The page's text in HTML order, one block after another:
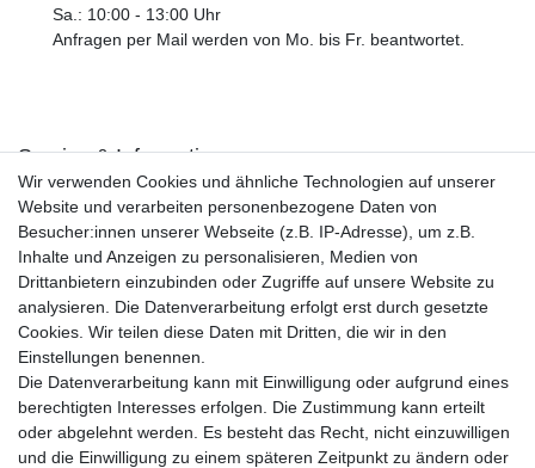
Sa.: 10:00 - 13:00 Uhr
Anfragen per Mail werden von Mo. bis Fr. beantwortet.
Service & Informationen
Kontakt
Retouren
Widerrufsrecht
Widerrufs­formular
Impressum
Daten­schutz­erklärung
AGB
Größentabelle
Kataloge
Barrierefreiheitserklärung
Sicherheitsinformationen
Wir verwenden Cookies und ähnliche Technologien auf unserer
Website und verarbeiten personenbezogene Daten von
Besucher:innen unserer Webseite (z.B. IP-Adresse), um z.B.
Inhalte und Anzeigen zu personalisieren, Medien von
Drittanbietern einzubinden oder Zugriffe auf unsere Website zu
analysieren. Die Datenverarbeitung erfolgt erst durch gesetzte
Cookies. Wir teilen diese Daten mit Dritten, die wir in den
Einstellungen benennen.
Die Datenverarbeitung kann mit Einwilligung oder aufgrund eines
berechtigten Interesses erfolgen. Die Zustimmung kann erteilt
oder abgelehnt werden. Es besteht das Recht, nicht einzuwilligen
und die Einwilligung zu einem späteren Zeitpunkt zu ändern oder